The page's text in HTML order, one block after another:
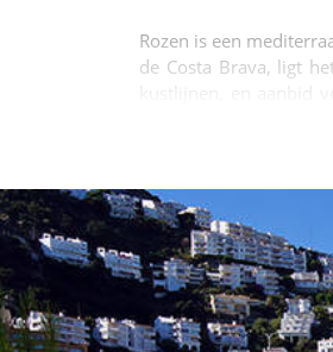
Rozen is een
de Costa Brava, ligt